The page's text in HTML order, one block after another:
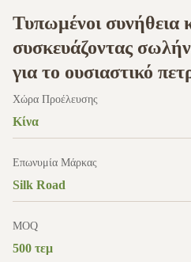
Τυπωμένοι συνήθεια
συσκευάζοντας
για το ουσιαστικό
Χώρα Προέλευσης
Κίνα
Επωνυμία Μάρκας
Silk Road
MOQ
500 τεμ